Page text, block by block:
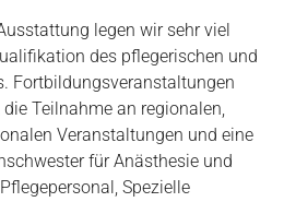
legen wir sehr viel
des pflegerischen und
Fortbildungsveranstaltungen
Teilnahme an regionalen,
Veranstaltungen und eine
für Anästhesie und
Spezielle